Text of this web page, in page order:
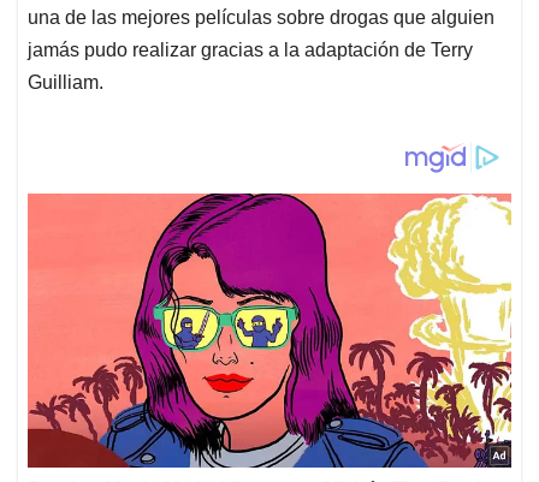
una de las mejores películas sobre drogas que alguien
jamás pudo realizar gracias a la adaptación de Terry
Guilliam.